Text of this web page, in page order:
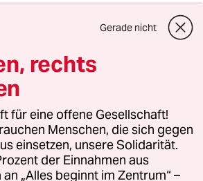
Populismus
am Leipziger Flughafen
der elektronischen
Gerade nicht
rechts
für eine offene Gesellschaft!
Menschen, die sich gegen
einsetzen, unsere Solidarität.
der Einnahmen aus
„Alles beginnt im Zentrum“ –